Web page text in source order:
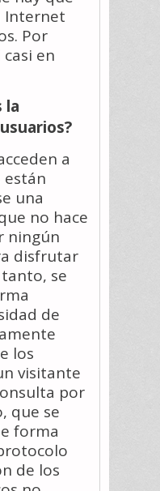
Internet
Por
en
la
a
están
una
no hace
ningún
disfrutar
se
de
los
visitante
por
que se
forma
de los